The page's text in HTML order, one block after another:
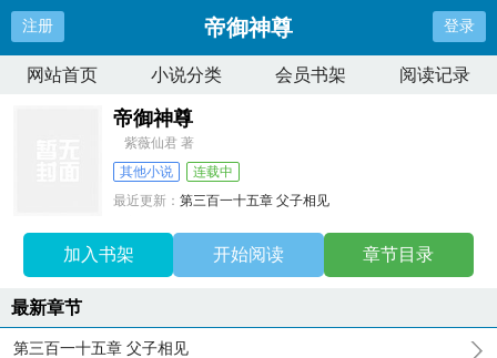
注册 帝御神尊 登录
网站首页 小说分类 会员书架 阅读记录
帝御神尊
紫薇仙君 著
其他小说
连载中
最近更新：第三百一十五章 父子相见
加入书架 开始阅读 章节目录
最新章节
第三百一十五章 父子相见